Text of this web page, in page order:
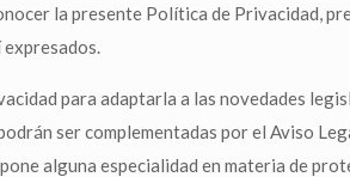
la presente Política de Privacidad,
para adaptarla a las novedades
ser complementadas por el Aviso
alguna especialidad en materia de